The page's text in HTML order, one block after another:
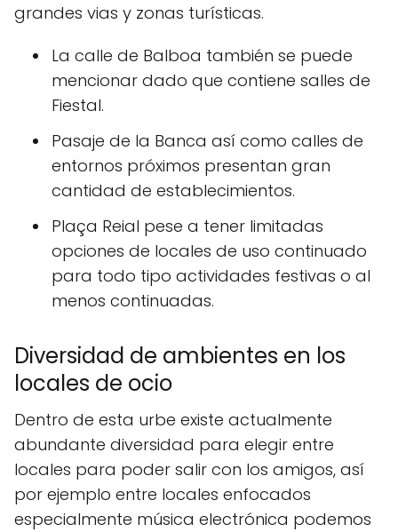
grandes vias y zonas turísticas.
La calle de Balboa también se puede
mencionar dado que contiene salles de
Fiestal.
Pasaje de la Banca así como calles de
entornos próximos presentan gran
cantidad de establecimientos.
Plaça Reial pese a tener limitadas
opciones de locales de uso continuado
para todo tipo actividades festivas o al
menos continuadas.
Diversidad de ambientes en los
locales de ocio
Dentro de esta urbe existe actualmente
abundante diversidad para elegir entre
locales para poder salir con los amigos, así
por ejemplo entre locales enfocados
especialmente música electrónica podemos